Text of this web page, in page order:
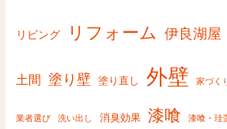
リビング リフォーム 伊良湖屋
土間 塗り壁 塗り直し 外壁 家づく
業者選び 洗い出し 消臭効果 漆喰 漆喰・珪